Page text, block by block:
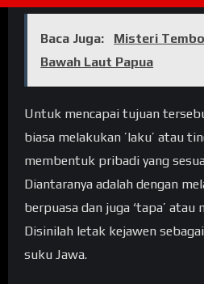
Baca Juga:
Misteri
Bawah Laut Papua
Untuk mencapai tujuan
biasa melakukan ’laku’ atau
membentuk pribadi yang
Diantaranya adalah dengan
berpuasa dan juga ‘tapa’
Disinilah letak kejawen
suku Jawa.